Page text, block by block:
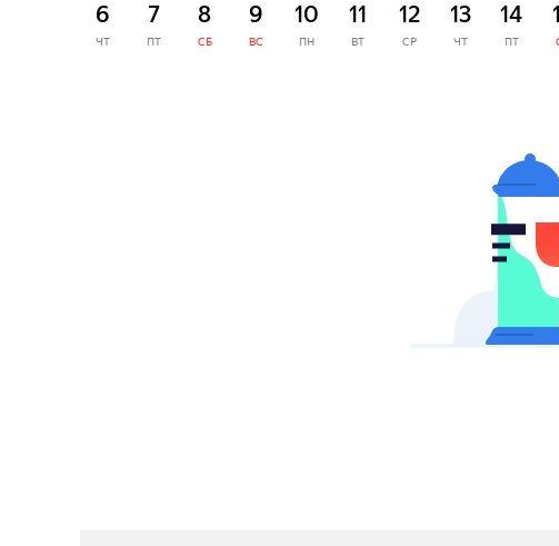
6
ЧТ
7
ПТ
8
СБ
9
ВС
10
ПН
11
ВТ
12
СР
13
ЧТ
14
ПТ